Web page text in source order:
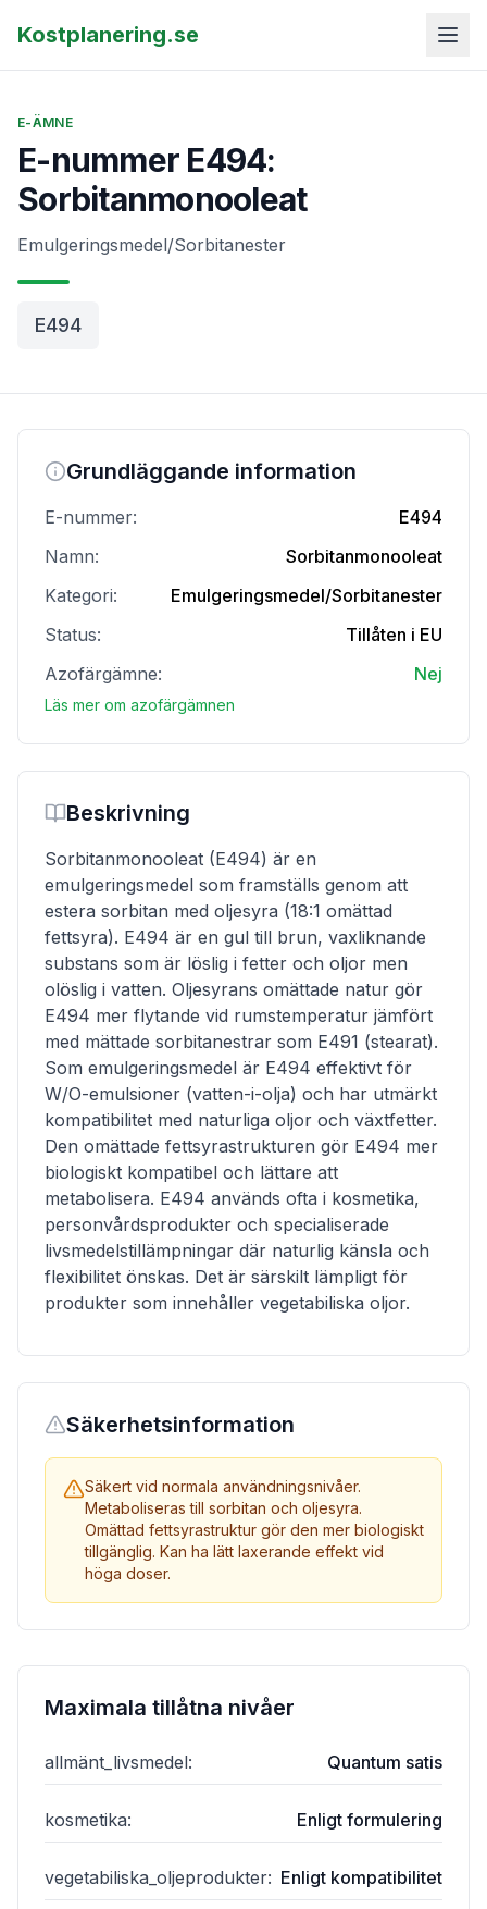
Kostplanering.se
E-ÄMNE
E-nummer E494:
Sorbitanmonooleat
Emulgeringsmedel/Sorbitanester
E494
Grundläggande information
E-nummer:
E494
Namn:
Sorbitanmonooleat
Kategori:
Emulgeringsmedel/Sorbitanester
Status:
Tillåten i EU
Azofärgämne:
Nej
Läs mer om azofärgämnen
Beskrivning
Sorbitanmonooleat (E494) är en
emulgeringsmedel som framställs genom att
estera sorbitan med oljesyra (18:1 omättad
fettsyra). E494 är en gul till brun, vaxliknande
substans som är löslig i fetter och oljor men
olöslig i vatten. Oljesyrans omättade natur gör
E494 mer flytande vid rumstemperatur jämfört
med mättade sorbitanestrar som E491 (stearat).
Som emulgeringsmedel är E494 effektivt för
W/O-emulsioner (vatten-i-olja) och har utmärkt
kompatibilitet med naturliga oljor och växtfetter.
Den omättade fettsyrastrukturen gör E494 mer
biologiskt kompatibel och lättare att
metabolisera. E494 används ofta i kosmetika,
personvårdsprodukter och specialiserade
livsmedelstillämpningar där naturlig känsla och
flexibilitet önskas. Det är särskilt lämpligt för
produkter som innehåller vegetabiliska oljor.
Säkerhetsinformation
Säkert vid normala användningsnivåer.
Metaboliseras till sorbitan och oljesyra.
Omättad fettsyrastruktur gör den mer biologiskt
tillgänglig. Kan ha lätt laxerande effekt vid
höga doser.
Maximala tillåtna nivåer
allmänt_livsmedel: Quantum satis
kosmetika: Enligt formulering
vegetabiliska_oljeprodukter: Enligt kompatibilitet